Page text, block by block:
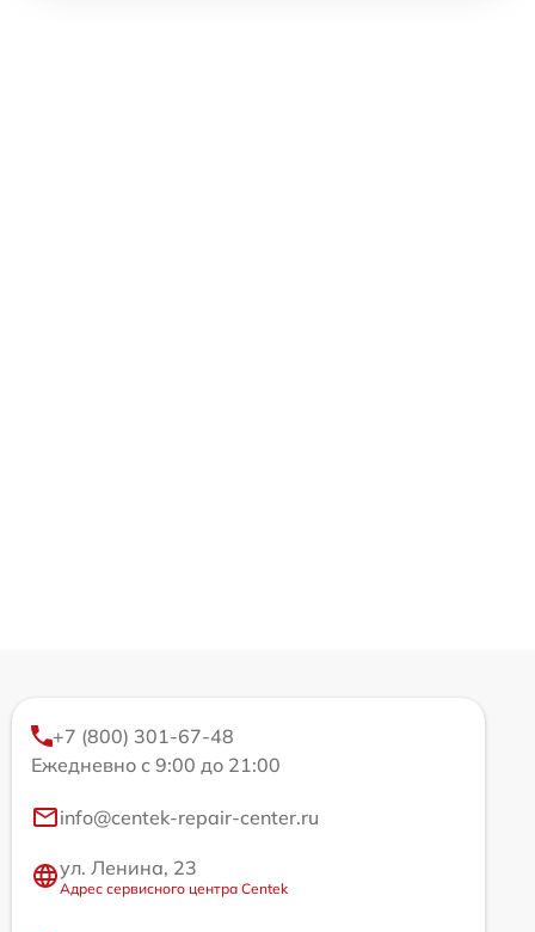
+7 (800) 301-67-48
Ежедневно с 9:00 до 21:00
info@centek-repair-center.ru
ул. Ленина, 23
Адрес сервисного центра Centek